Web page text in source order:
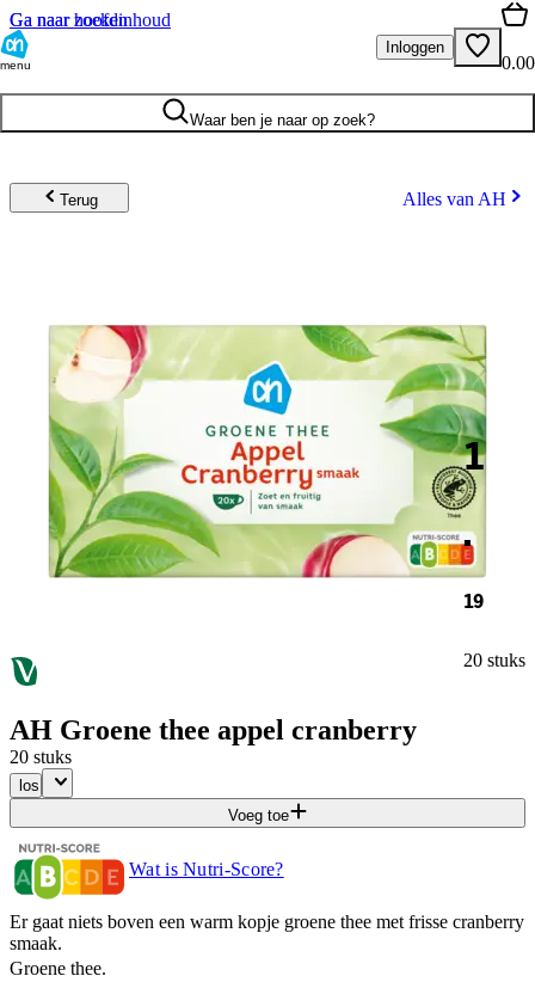
Ga naar hoofdinhoud
Ga naar zoeken
menu
Inloggen
0.00
Waar ben je naar op zoek?
Terug Alles van AH
1
.
19
20 stuks
AH Groene thee appel cranberry
20 stuks
los
Voeg toe
Wat is Nutri-Score?
Er gaat niets boven een warm kopje groene thee met frisse cranberry
smaak.
Groene thee.